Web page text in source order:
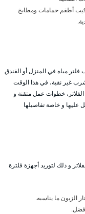
أطقم حمامات ومطابخ
مياه في المنزل أو الفندق
غير نقية، في هذا الوقت
خطوات عمل متقنة و
و خاصة تفاصيلها
و ذلك لتوريد أجهزة فلترة
الزبون ما يناسبه.